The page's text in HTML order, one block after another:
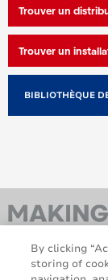
Trouver un
Trouver un
BIBLIOTHÈQUE
By clicking
storing of